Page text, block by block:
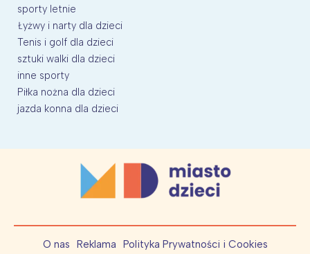
sporty letnie
Łyżwy i narty dla dzieci
Tenis i golf dla dzieci
sztuki walki dla dzieci
inne sporty
Piłka nożna dla dzieci
jazda konna dla dzieci
O nas Reklama Polityka Prywatności i Cookies